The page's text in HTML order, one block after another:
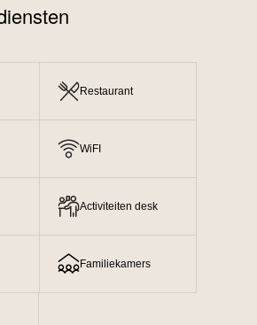
Restaurant
WiFI
Activiteiten desk
Familiekamers